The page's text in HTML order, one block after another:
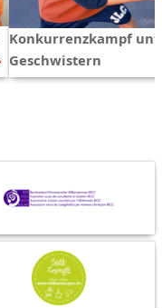
Konkurrenzkampf
Geschwistern